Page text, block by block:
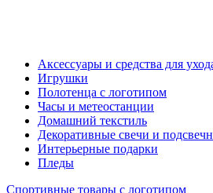
Аксессуары и средства для
Игрушки
Полотенца с логотипом
Часы и метеостанции
Домашний текстиль
Декоративные свечи и
Интерьерные подарки
Пледы
Спортивные товары с логотипом